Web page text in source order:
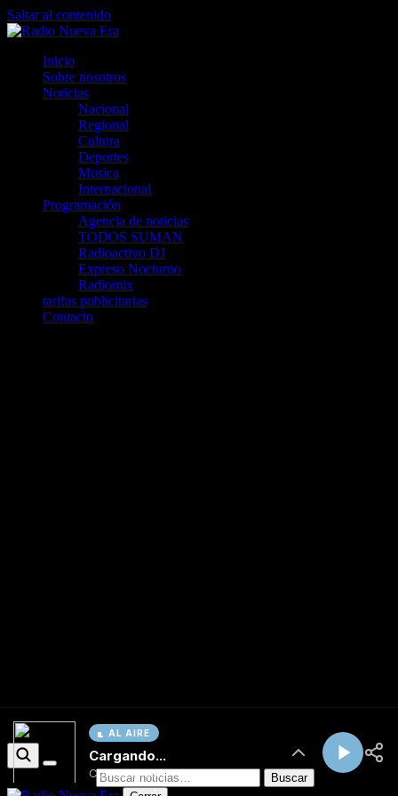
AL AIRE
Cargando...
Conectando...